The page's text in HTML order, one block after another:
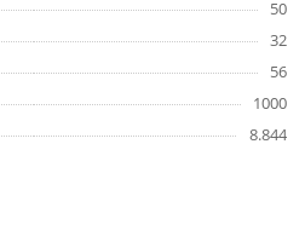
50
32
56
1000
8.844